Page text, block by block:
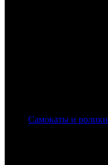
Самокаты и ролики